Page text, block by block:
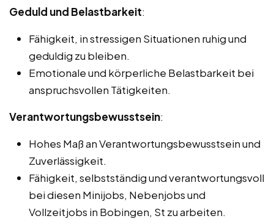
Geduld und Belastbarkeit:
Fähigkeit, in stressigen Situationen ruhig und
geduldig zu bleiben.
Emotionale und körperliche Belastbarkeit bei
anspruchsvollen Tätigkeiten.
Verantwortungsbewusstsein:
Hohes Maß an Verantwortungsbewusstsein und
Zuverlässigkeit.
Fähigkeit, selbstständig und verantwortungsvoll
bei diesen Minijobs, Nebenjobs und
Vollzeitjobs in Bobingen, St zu arbeiten.